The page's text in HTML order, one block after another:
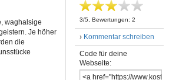
waghalsige
Je höher
die
3/5 , Bewertungen: 2
› Kommentar schreiben
Code für deine
Webseite: